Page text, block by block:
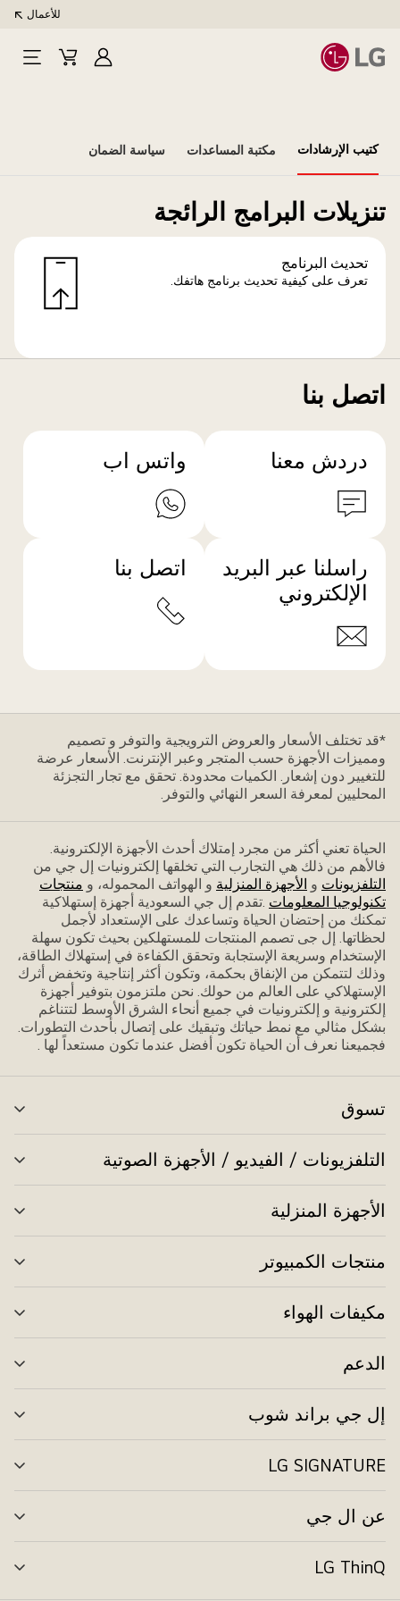
للأعمال
تسجيلCart
Open
كتيب الإرشادات مكتبة المساعدات سياسة الضمان
تنزيلات البرامج الرائجة
تحديث البرنامج
تعرف على كيفية تحديث برنامج هاتفك.
اتصل بنا
دردش معنا واتس اب
راسلنا عبر البريد
الإلكتروني
اتصل بنا
*قد تختلف الأسعار والعروض الترويجية والتوفر و تصميم
ومميزات الأجهزة حسب المتجر وعبر الإنترنت. الأسعار عرضة
للتغيير دون إشعار. الكميات محدودة. تحقق مع تجار التجزئة
المحليين لمعرفة السعر النهائي والتوفر.
الحياة تعني أكثر من مجرد إمتلاك أحدث الأجهزة الإلكترونية.
فاﻷهم من ذلك هي التجارب التي تخلقها إلكترونيات إل جي من
التلفزيونات و الأجهزة المنزلية و الهواتف المحموله، و منتجات
تكنولوجيا المعلومات .تقدم إل جي السعودية أجهزة إستهلاكية
تمكنك من إحتضان الحياة وتساعدك على الإستعداد ﻷجمل
لحظاتها. إل جى تصمم المنتجات للمستهلكين بحيث تكون سهلة
الإستخدام وسريعة الإستجابة وتحقق الكفاءة في إستهلاك الطاقة،
وذلك لتتمكن من الإنفاق بحكمة، وتكون أكثر إنتاجية وتخفض أثرك
الإستهلاكي على العالم من حولك. نحن ملتزمون بتوفير أجهزة
إلكترونية و إلكترونيات في جميع أنحاء الشرق الأوسط لتتناغم
بشكل مثالي مع نمط حياتك وتبقيك على إتصال بأحدث التطورات.
فجميعنا نعرف أن الحياة تكون أفضل عندما تكون مستعداً لها .
تسوق
التلفزيونات / الفيديو / الأجهزة الصوتية
الأجهزة المنزلية
منتجات الكمبيوتر
مكيفات الهواء
الدعم
إل جي براند شوب
LG SIGNATURE
عن ال جي
LG ThinQ